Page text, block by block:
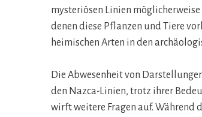
mysteriösen Linien
denen diese Pflanzen und Tiere
heimischen Arten in den
Die Abwesenheit von
den Nazca-Linien, trotz ihrer
wirft weitere Fragen auf. Während